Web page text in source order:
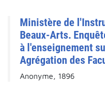
Ministère de
Beaux-Arts.
à l'enseignement
Agrégation des
Anonyme, 1896